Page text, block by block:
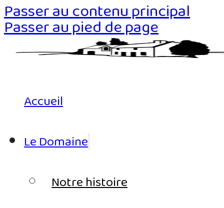
Passer au contenu principal
Passer au pied de page
Accueil
Le Domaine
Notre histoire